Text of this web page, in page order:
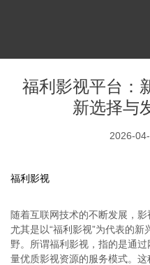
福利影视平台：
新选择与
2026-
福利影视
随着互联网技术的不断发展，
尤其是以“福利影视”为代表的
野。所谓福利影视，指的是通
量优质影视资源的服务模式。